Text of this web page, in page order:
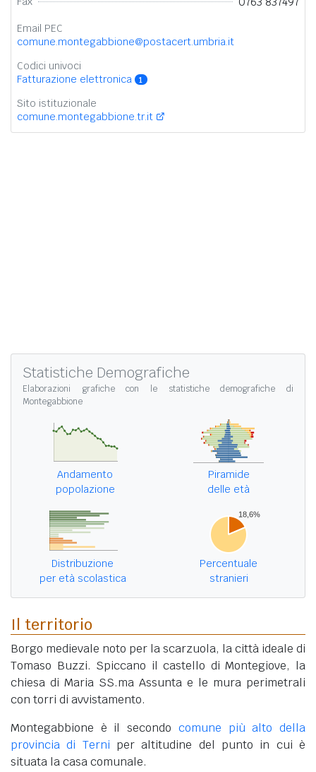
Email PEC
comune.montegabbione@postacert.umbria.it
Codici univoci
Fatturazione elettronica
1
Sito istituzionale
comune.montegabbione.tr.it
Statistiche Demografiche
Elaborazioni grafiche con le statistiche demografiche di
Montegabbione
Andamento
popolazione
Piramide
delle età
Distribuzione
per età scolastica
Percentuale
stranieri
Il territorio
Borgo medievale noto per la scarzuola, la città ideale di
Tomaso Buzzi. Spiccano il castello di Montegiove, la
chiesa di Maria SS.ma Assunta e le mura perimetrali
con torri di avvistamento.
Montegabbione è il secondo comune più alto della
provincia di Terni per altitudine del punto in cui è
situata la casa comunale.